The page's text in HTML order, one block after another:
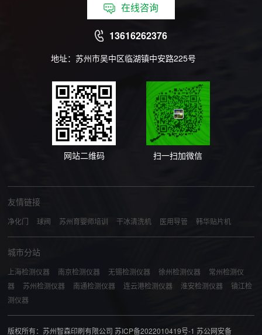
在线咨询
13616262376
地址：苏州市吴中区临湖镇中安路225号
网站二维码 扫一扫加微信
友情链接
净化门 球阀 苏州育婴师培训 干冰清洗机 医用导管 韩华贴片机
城市分站
上海检测仪器 南京检测仪器 无锡检测仪器 徐州检测仪器
常州检测仪
器
苏州检测仪器 南通检测仪器 连云港检测仪器 淮安检测仪器
镇江检
测仪器
版权所有：苏州智森印刷有限公司苏ICP备2022010419号-1 苏公网安备